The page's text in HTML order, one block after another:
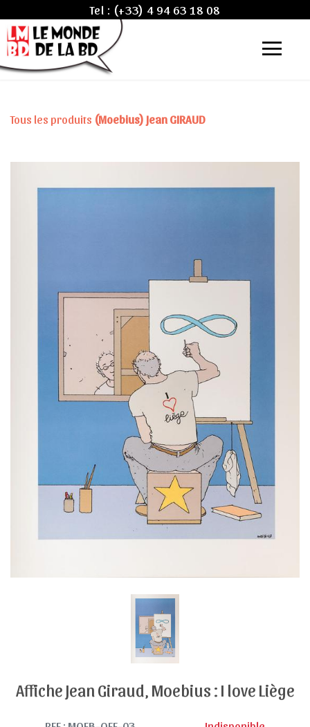
Tel : (+33) 4 94 63 18 08
Tous les produits (Moebius) Jean GIRAUD
Affiche Jean Giraud, Moebius : I love Liège